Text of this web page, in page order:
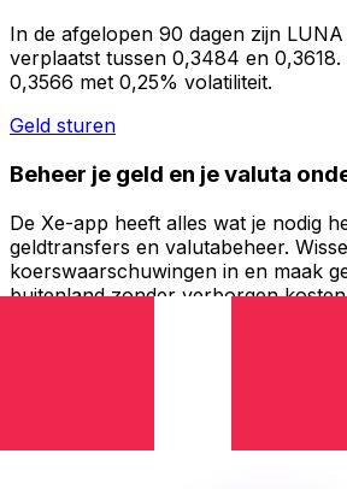
In de afgelopen 90 dagen zijn
verplaatst tussen 0,3484 en 0,3618.
0,3566 met 0,25% volatiliteit.
Geld sturen
Beheer je geld en je valuta
De Xe-app heeft alles wat je nodig
geldtransfers en valutabeheer.
koerswaarschuwingen in en maak
buitenland zonder verborgen